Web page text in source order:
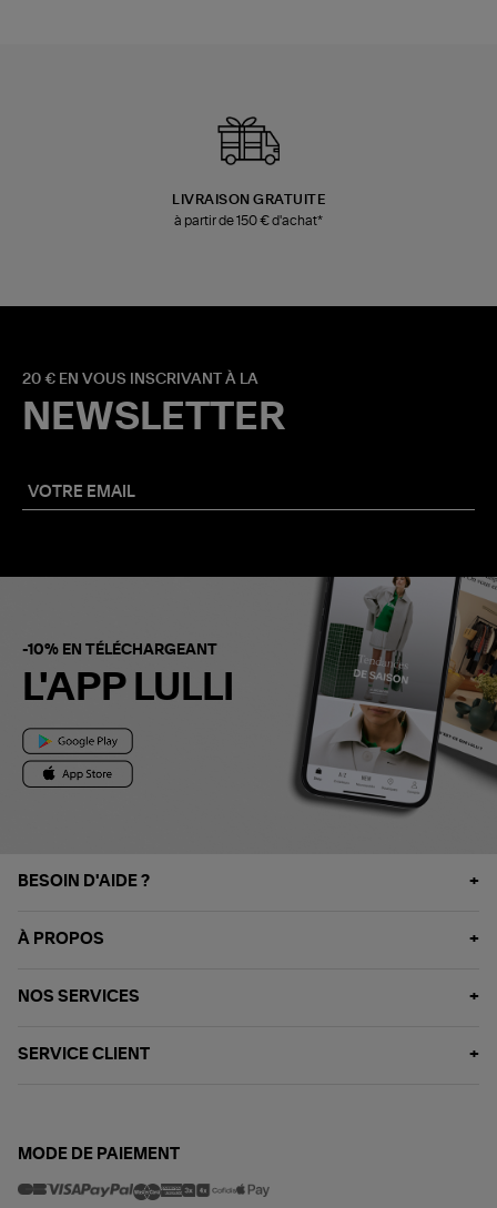
LIVRAISON GRATUITE
à partir de 150 € d'achat*
20 € EN VOUS INSCRIVANT À LA
NEWSLETTER
-10% EN TÉLÉCHARGEANT
L'APP LULLI
BESOIN D'AIDE ?
À PROPOS
NOS SERVICES
SERVICE CLIENT
MODE DE PAIEMENT